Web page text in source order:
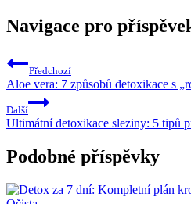
Navigace pro
Předchozí
Aloe vera: 7 způsobů detoxikace s
Další
Ultimátní detoxikace sleziny: 5 tipů
Podobné příspěvky